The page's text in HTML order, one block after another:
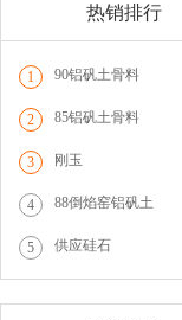
热销排行
1 90铝矾土骨料
2 85铝矾土骨料
3 刚玉
4 88倒焰窑铝矾土
5 供应硅石